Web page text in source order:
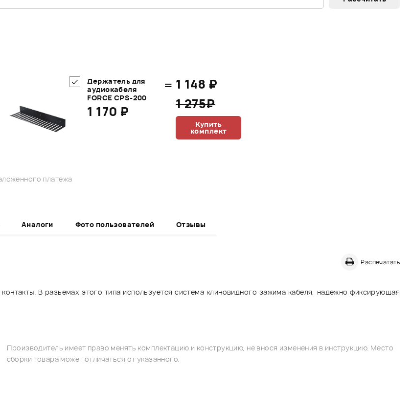
Держатель для
аудиокабеля
FORCE CPS-200
1 170 ₽
= 1 148 ₽
1 275₽
Купить
комплект
платежа
Аналоги Фото пользователей Отзывы
Распечатать
В разъемах этого типа используется система клиновидного зажима кабеля, надежно фиксирующая
Производитель имеет право менять комплектацию и конструкцию, не внося изменения в инструкцию. Место
сборки товара может отличаться от указанного.